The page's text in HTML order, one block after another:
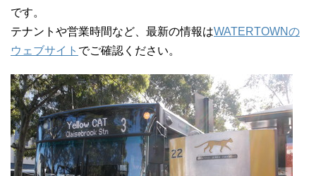
です。
テナントや営業時間など、最新の情報はWATERTOWNの
ウェブサイト でご確認ください。